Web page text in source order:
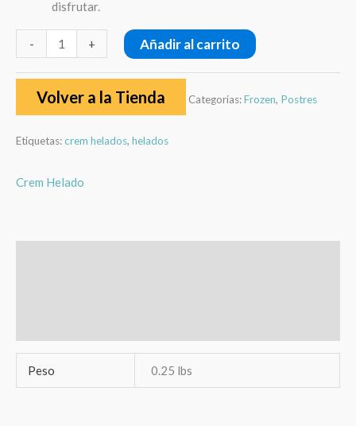
disfrutar.
- + Añadir al carrito
Volver a la Tienda Categorías:Frozen, Postres
Etiquetas:crem helados, helados
Crem Helado
Peso 0.25 lbs